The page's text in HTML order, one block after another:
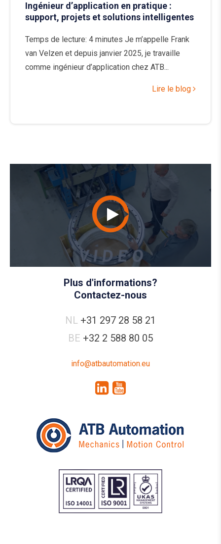
Ingénieur d’application en pratique :
support, projets et solutions intelligentes
Temps de lecture: 4 minutes Je m’appelle Frank
van Velzen et depuis janvier 2025, je travaille
comme ingénieur d’application chez ATB...
Lire le blog
Plus d'informations?
Contactez-nous
NL +31 297 28 58 21
BE +32 2 588 80 05
info@atbautomation.eu